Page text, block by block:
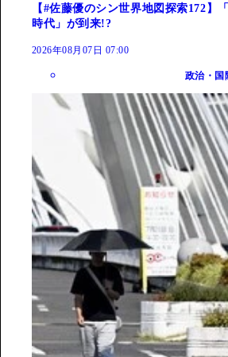
【#佐藤優のシン世界地図探索172】
時代」が到来!?
2026年08月07日 07:00
政治・国